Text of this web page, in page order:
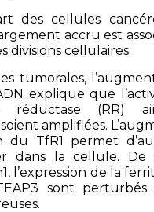
des cellules
accru est
divisions cellulaires.
tumorales,
explique que
réductase (RR)
amplifiées.
du TfR1 permet
dans la cellule. De
l’expression de la
sont perturbés